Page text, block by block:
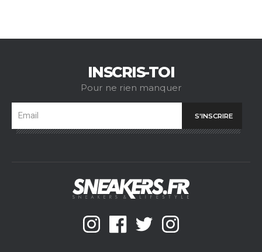
INSCRIS-TOI
Pour ne rien manquer